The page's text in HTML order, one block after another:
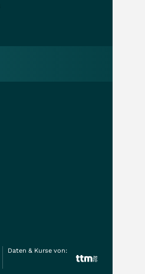
Daten & Kurse von: